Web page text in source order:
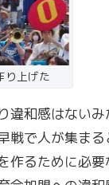
り上げた
違和感はない
戦で人が集ま
るために必